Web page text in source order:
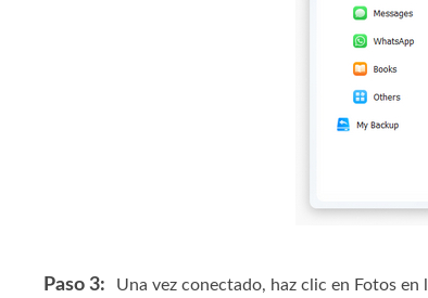
Paso 3: Una vez conectado, haz clic en Fotos